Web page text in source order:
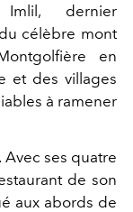
dernier
célèbre mont
en
et des villages
à ramener
ses quatre
de son
aux abords de